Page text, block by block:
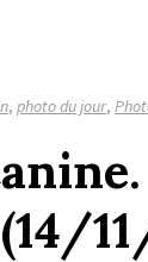
, photo du jour,
(14/